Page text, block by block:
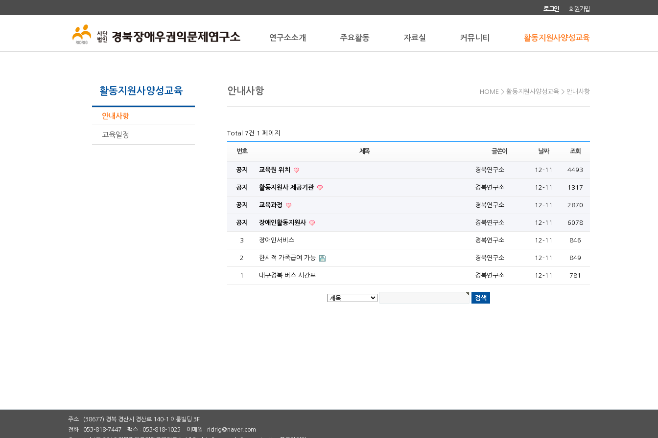
로그인 회원가입
연구소소개 주요활동 자료실 커뮤니티 활동지원사양성교육
활동지원사양성교육
안내사항
교육일정
안내사항 HOME > 활동지원사양성교육 > 안내사항
Total 7건 1 페이지
번호 제목 글쓴이 날짜 조회
공지 교육원 위치 경북연구소 12-11 4493
공지 활동지원사 제공기관 경북연구소 12-11 1317
공지 교육과정 경북연구소 12-11 2870
공지 장애인활동지원사 경북연구소 12-11 6078
3 장애인서비스 경북연구소 12-11 846
2 한시적 가족급여 가능 경북연구소 12-11 849
1 대구경북 버스 시간표 경북연구소 12-11 781
주소 : (38677) 경북 경산시 경산로 140-1 이룸빌딩 3F
전화 : 053-818-7447 팩스 : 053-818-1025 이메일 : ridrig@naver.com